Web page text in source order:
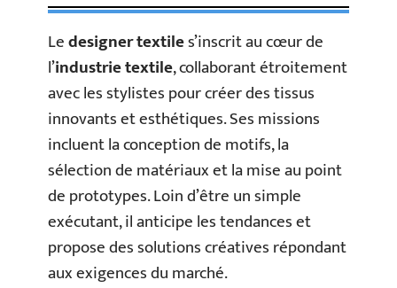
Ledesigner textiles’inscrit au cœur de
l’industrie textile, collaborant étroitement
avec les stylistes pour créer des tissus
innovants et esthétiques. Ses missions
incluent la conception de motifs, la
sélection de matériaux et la mise au point
de prototypes. Loin d’être un simple
exécutant, il anticipe les tendances et
propose des solutions créatives répondant
aux exigences du marché.